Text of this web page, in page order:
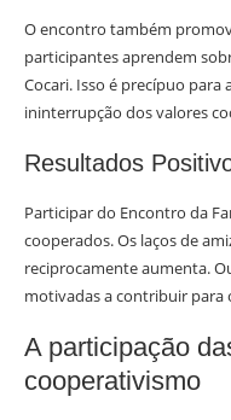
O encontro também
participantes aprendem
Cocari. Isso é precípuo
ininterrupção dos valores
Resultados
Participar do Encontro da
cooperados. Os laços de
reciprocamente aumenta.
motivadas a contribuir para
A participação
cooperativismo